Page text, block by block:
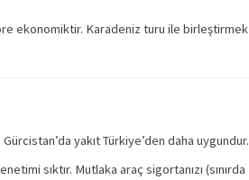
ekonomiktir. Karadeniz turu ile birleştirmek
yakıt Türkiye’den daha uygundur.
sıktır. Mutlaka araç sigortanızı (sınırda